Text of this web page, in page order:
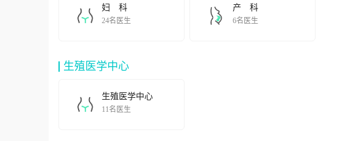
妇 科
24名医生
产 科
6名医生
生殖医学中心
生殖医学中心
11名医生